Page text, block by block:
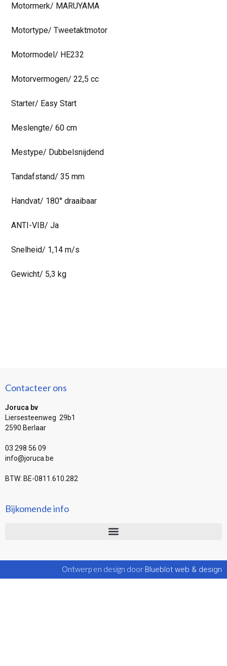
Motormerk/ MARUYAMA
Motortype/ Tweetaktmotor
Motormodel/ HE232
Motorvermogen/ 22,5 cc
Starter/ Easy Start
Meslengte/ 60 cm
Mestype/ Dubbelsnijdend
Tandafstand/ 35 mm
Handvat/ 180° draaibaar
ANTI-VIB/ Ja
Snelheid/ 1,14 m/s
Gewicht/ 5,3 kg
Contacteer ons
Joruca bv
Liersesteenweg 29b1
2590 Berlaar
03 298 56 09
info@joruca.be
BTW: BE-0811.610.282
Bijkomende info
Ontwerp en design door Blueblot web & design